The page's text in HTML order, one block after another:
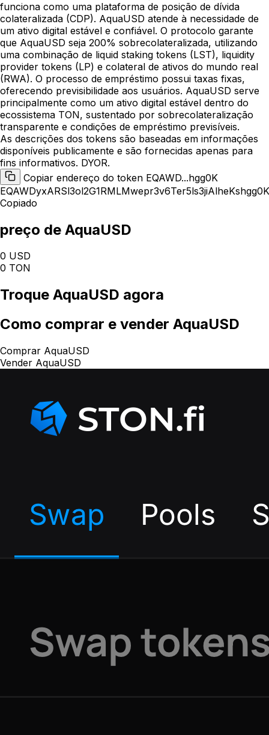
funciona como uma plataforma de posição de dívida
colateralizada (CDP). AquaUSD atende à necessidade de
um ativo digital estável e confiável. O protocolo garante
que AquaUSD seja 200% sobrecolateralizada, utilizando
uma combinação de liquid staking tokens (LST), liquidity
provider tokens (LP) e colateral de ativos do mundo real
(RWA). O processo de empréstimo possui taxas fixas,
oferecendo previsibilidade aos usuários. AquaUSD serve
principalmente como um ativo digital estável dentro do
ecossistema TON, sustentado por sobrecolateralização
transparente e condições de empréstimo previsíveis.
As descrições dos tokens são baseadas em informações
disponíveis publicamente e são fornecidas apenas para
fins informativos. DYOR.
Copiar endereço do token EQAWD...hgg0K
EQAWDyxARSl3ol2G1RMLMwepr3v6Ter5ls3jiAlheKshgg0K
Copiado
preço de AquaUSD
0 USD
0 TON
Troque AquaUSD agora
Como comprar e vender AquaUSD
Comprar AquaUSD
Vender AquaUSD